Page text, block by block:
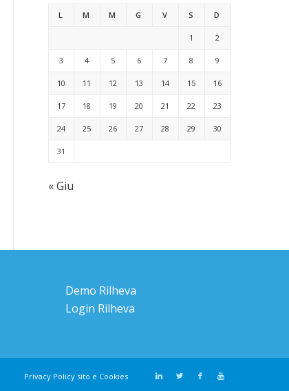
L M M G V S D
1 2
3 4 5 6 7 8 9
10 11 12 13 14 15 16
17 18 19 20 21 22 23
24 25 26 27 28 29 30
31
« Giu
Demo Rilheva
Login Rilheva
Privacy Policy sito e Cookies